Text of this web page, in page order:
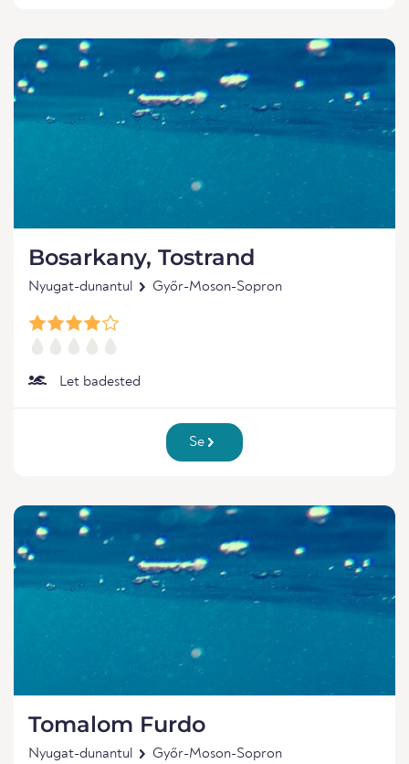
Bosarkany, Tostrand
Nyugat-dunantul Győr-Moson-Sopron
Let badested
Se
Tomalom Furdo
Nyugat-dunantul Győr-Moson-Sopron